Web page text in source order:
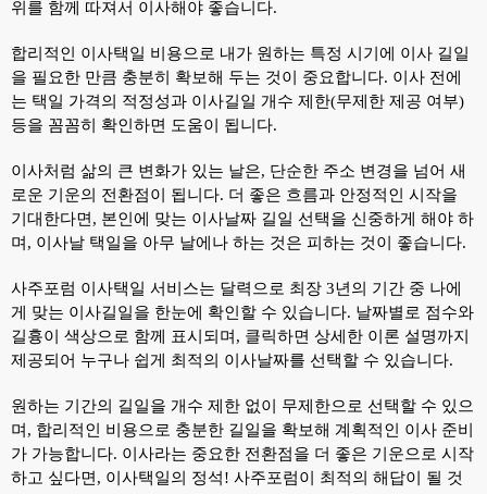
위를 함께 따져서 이사해야 좋습니다.
합리적인 이사택일 비용으로 내가 원하는 특정 시기에 이사 길일
을 필요한 만큼 충분히 확보해 두는 것이 중요합니다. 이사 전에
는 택일 가격의 적정성과 이사길일 개수 제한(무제한 제공 여부)
등을 꼼꼼히 확인하면 도움이 됩니다.
이사처럼 삶의 큰 변화가 있는 날은, 단순한 주소 변경을 넘어 새
로운 기운의 전환점이 됩니다. 더 좋은 흐름과 안정적인 시작을
기대한다면, 본인에 맞는 이사날짜 길일 선택을 신중하게 해야 하
며, 이사날 택일을 아무 날에나 하는 것은 피하는 것이 좋습니다.
사주포럼 이사택일 서비스는 달력으로 최장 3년의 기간 중 나에
게 맞는 이사길일을 한눈에 확인할 수 있습니다. 날짜별로 점수와
길흉이 색상으로 함께 표시되며, 클릭하면 상세한 이론 설명까지
제공되어 누구나 쉽게 최적의 이사날짜를 선택할 수 있습니다.
원하는 기간의 길일을 개수 제한 없이 무제한으로 선택할 수 있으
며, 합리적인 비용으로 충분한 길일을 확보해 계획적인 이사 준비
가 가능합니다. 이사라는 중요한 전환점을 더 좋은 기운으로 시작
하고 싶다면, 이사택일의 정석! 사주포럼이 최적의 해답이 될 것